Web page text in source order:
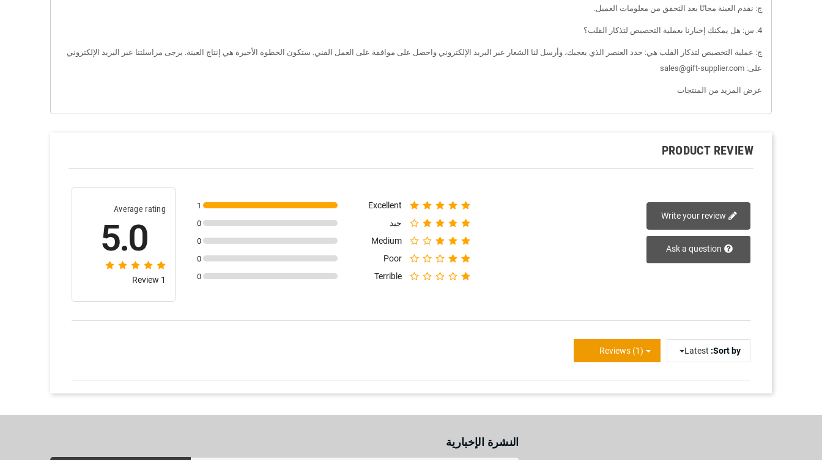
ج: نقدم العينة مجانًا بعد التحقق من معلومات العميل.
4. س: هل يمكنك إخبارنا بعملية التخصيص لتذكار القلب؟
ج: عملية التخصيص لتذكار القلب هي: حدد العنصر الذي يعجبك، وأرسل لنا الشعار عبر البريد الإلكتروني واحصل على موافقة على العمل الفني. ستكون الخطوة الأخيرة هي إنتاج العينة. يرجى مراسلتنا عبر البريد الإلكتروني
على: sales@gift-supplier.com
عرض المزيد من المنتجات
PRODUCT REVIEW
Average rating
5.0
1 Review
Excellent
1
جيد 0
Medium
0
Poor
0
Terrible
0
Reviews (1) Sort by:
Latest
النشرة الإخبارية